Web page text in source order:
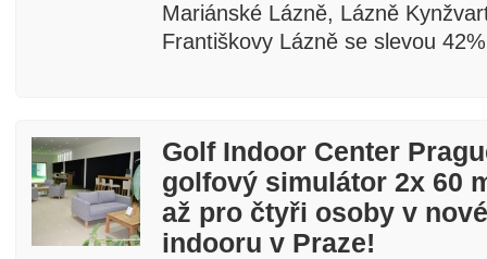
Mariánské Lázně, Lázně
Františkovy Lázně se slevou
Golf Indoor Center
golfový simulátor 2x 60
až pro čtyři osoby v
indooru v Praze!